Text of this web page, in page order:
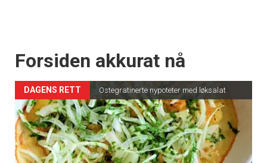
Forsiden akkurat nå
DAGENS RETT Ostegratinerte nypoteter med løksalat